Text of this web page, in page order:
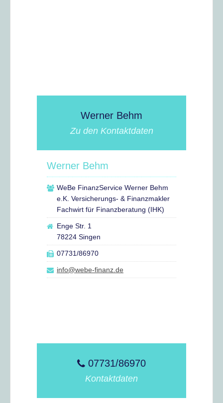
Werner Behm
Zu den Kontaktdaten
Werner Behm
WeBe FinanzService Werner Behm
e.K. Versicherungs- & Finanzmakler
Fachwirt für Finanzberatung (IHK)
Enge Str. 1
78224 Singen
07731/86970
info@webe-finanz.de
07731/86970
Kontaktdaten